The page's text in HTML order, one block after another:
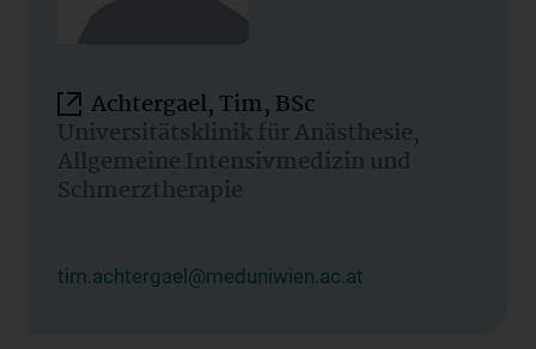
Achtergael, Tim, BSc
Universitätsklinik für Anästhesie,
Allgemeine Intensivmedizin und
Schmerztherapie
tim.achtergael@meduniwien.ac.at